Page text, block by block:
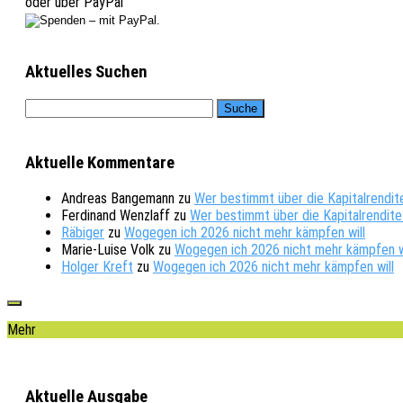
Aktuelles Suchen
Aktuelle Kommentare
Andreas Bangemann zu Wer bestimmt über die
Ferdinand Wenzlaff zu Wer bestimmt über die
Räbiger zu Wogegen ich 2026 nicht mehr kämpfen will
Marie-Luise Volk zu Wogegen ich 2026 nicht mehr kämpfen
Holger Kreft zu Wogegen ich 2026 nicht mehr kämpfen will
Mehr
Aktuelle Ausgabe